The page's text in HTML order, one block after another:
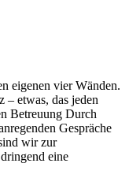
eigenen vier Wänden.
– etwas, das jeden
Betreuung Durch
Gespräche
wir zur
eine